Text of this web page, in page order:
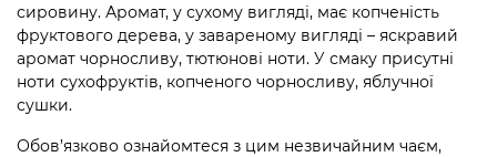
сировину. Аромат, у сухому вигляді, має копченість
фруктового дерева, у завареному вигляді – яскравий
аромат чорносливу, тютюнові ноти. У смаку присутні
ноти сухофруктів, копченого чорносливу, яблучної
сушки.
Обов’язково ознайомтеся з цим незвичайним чаєм,